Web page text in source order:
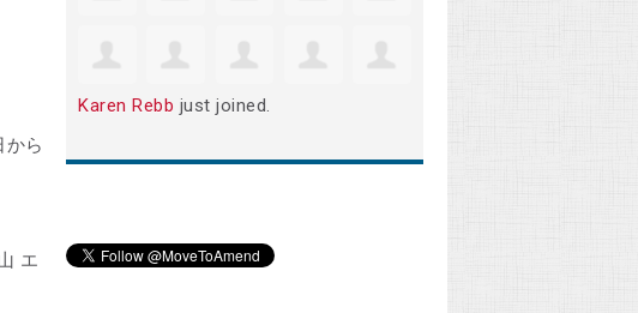
ら
エ
Karen Rebb just joined.